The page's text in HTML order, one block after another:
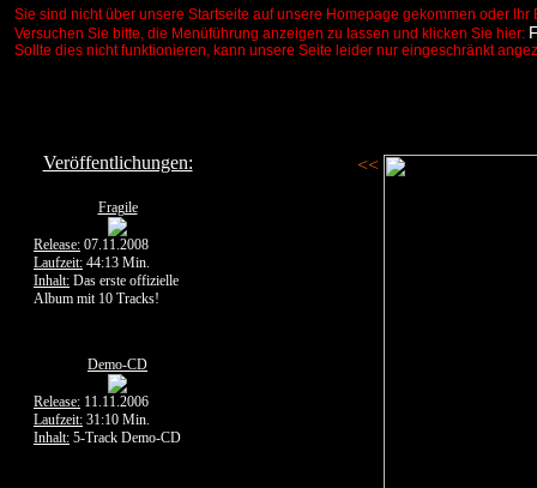
Sie sind nicht über unsere Startseite auf unsere Homepage gekommen oder
Versuchen Sie bitte, die Menüführung anzeigen zu lassen und klicken Sie hier:
Sollte dies nicht funktionieren, kann unsere Seite leider nur eingeschränkt
Veröffentlichungen:
Fragile
Release: 07.11.2008
Laufzeit: 44:13 Min.
Inhalt: Das erste offizielle
Album mit 10 Tracks!
Demo-CD
Release: 11.11.2006
Laufzeit: 31:10 Min.
Inhalt: 5-Track Demo-CD
<<